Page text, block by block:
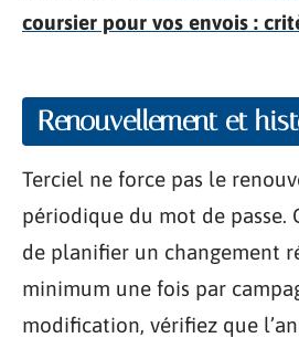
coursier pour vos envois :
Renouvellement et
Terciel ne force pas le
périodique du mot de passe.
de planifier un changement
minimum une fois par
modification, vérifiez que